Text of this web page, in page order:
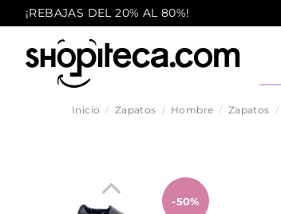
¡REBAJAS DEL 20% AL 80%!
Inicio Zapatos Hombre Zapatos
-50%